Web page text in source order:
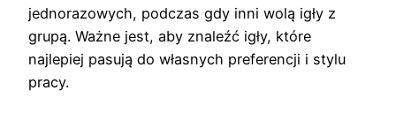
jednorazowych, podczas gdy inni wolą igły z
grupą. Ważne jest, aby znaleźć igły, które
najlepiej pasują do własnych preferencji i stylu
pracy.